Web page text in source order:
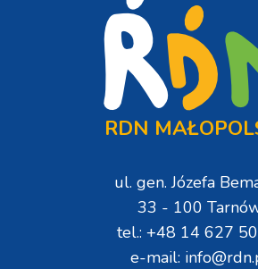
RDN
ul. gen. Józefa
33 - 100
tel.: +48 14 627
e-mail: